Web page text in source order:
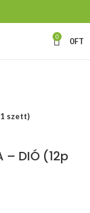
0 0FT
1 szett)
– DIÓ (12p